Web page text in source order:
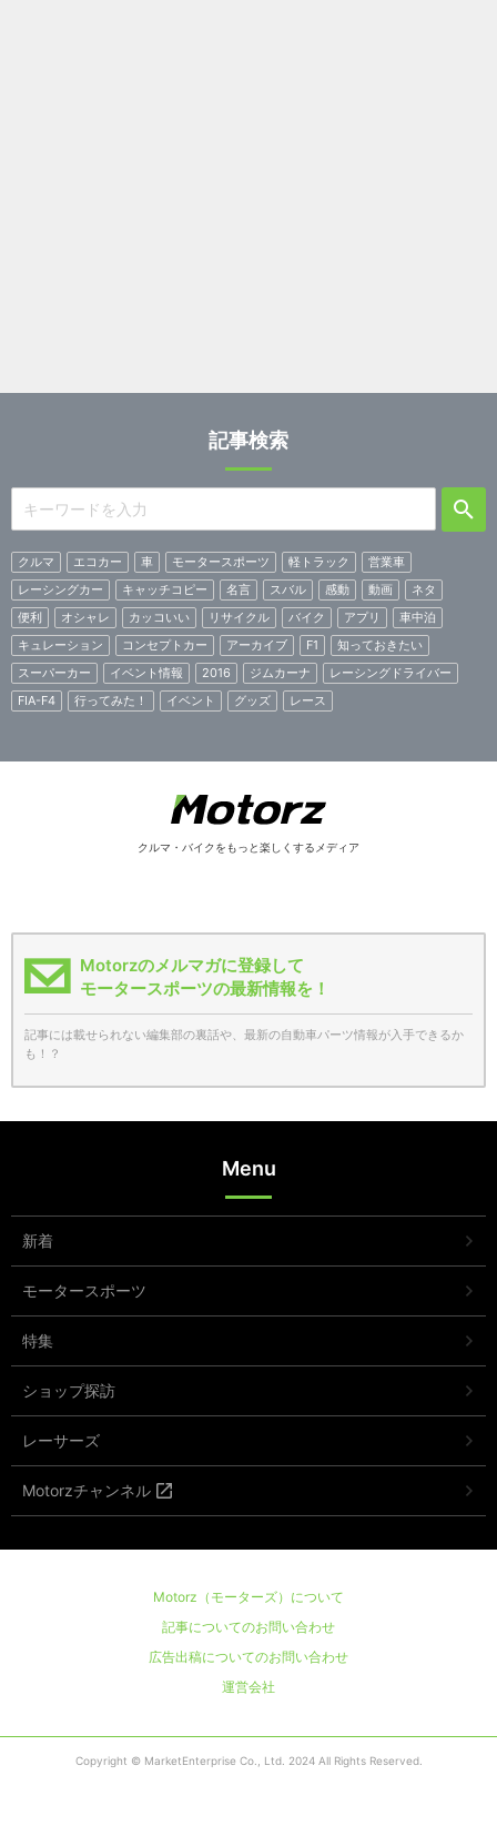
記事検索
クルマ エコカー 車 モータースポーツ 軽トラック
営業車
レーシングカー
キャッチコピー 名言 スバル 感動 動画
ネタ
便利
オシャレ カッコいい リサイクル バイク アプリ
車中泊
キュレーション
コンセプトカー アーカイブ F1
知っておきたい
スーパーカー
イベント情報 2016 ジムカーナ
レーシングドライバー
FIA-F4
行ってみた！ イベント グッズ レース
クルマ・バイクをもっと楽しくするメディア
Motorzのメルマガに登録して
モータースポーツの最新情報を！
記事には載せられない編集部の裏話や、最新の自動車パーツ情報が入手できるか
も！？
Menu
新着
モータースポーツ
特集
ショップ探訪
レーサーズ
Motorzチャンネル
Motorz（モーターズ）について
記事についてのお問い合わせ
広告出稿についてのお問い合わせ
運営会社
Copyright © MarketEnterprise Co., Ltd. 2024 All Rights Reserved.